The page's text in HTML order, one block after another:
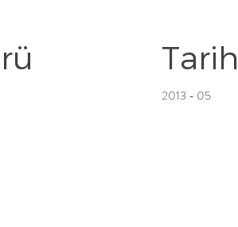
Tarih
2013 - 05